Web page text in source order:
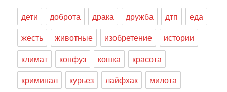
дети доброта драка дружба дтп
еда
жесть
животные изобретение
истории
климат
конфуз кошка
красота
криминал
курьез лайфхак
милота